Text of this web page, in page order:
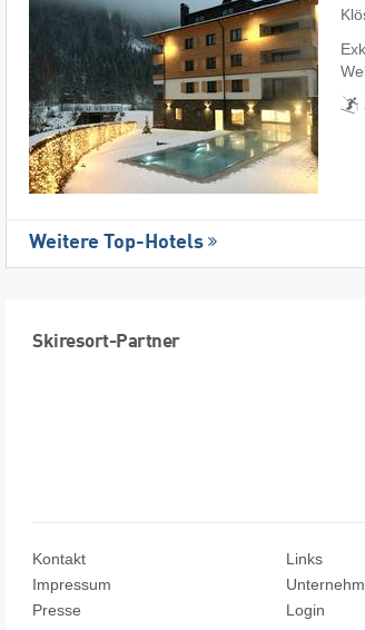
Weitere Top-Hotels
Skiresort-Partner
Kontakt
Impressum
Presse
Links
Login